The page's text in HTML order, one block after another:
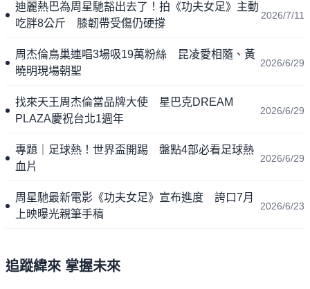
迪麗熱巴為周星馳豁出去了！拍《功夫女足》主動
吃胖8公斤 膝韌帶受傷仍硬撐
2026/7/11
周杰倫鳥巢連唱3場吸19萬粉絲 昆凌愛相隨、黃
曉明現場朝聖
2026/6/29
找來天王周杰倫當品牌大使 星巴克DREAM
PLAZA慶祝台北1週年
2026/6/29
專題｜足球熱！世界盃開踢 盤點4部必看足球熱
血片
2026/6/29
周星馳最新電影《功夫女足》宣布進度 誇口7月
上映曝光親筆手稿
2026/6/23
追蹤緯來 掌握未來